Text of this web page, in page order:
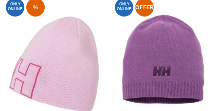
ONLY
ONLINE
%
ONLY
ONLINE
OFFER